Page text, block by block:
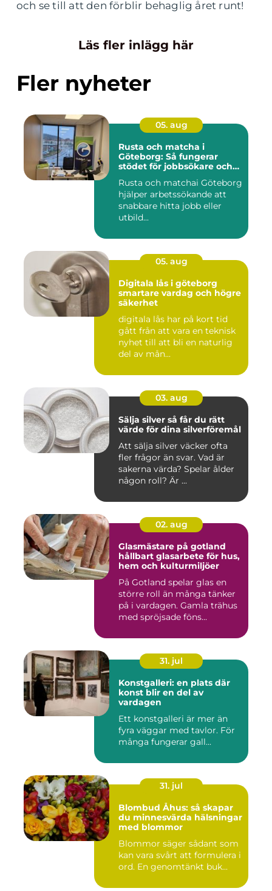
och se till att den förblir behaglig året runt!
Läs fler inlägg här
Fler nyheter
05. aug
Rusta och matcha i
Göteborg: Så fungerar
stödet för jobbsökare och
Rusta och matchai Göteborg
hjälper arbetssökande att
snabbare hitta jobb eller
utbild...
05. aug
Digitala lås i göteborg
smartare vardag och högre
säkerhet
digitala lås har på kort tid
gått från att vara en teknisk
nyhet till att bli en naturlig
del av mån...
03. aug
Sälja silver så får du rätt
värde för dina silverföremål
Att sälja silver väcker ofta
fler frågor än svar. Vad är
sakerna värda? Spelar ålder
någon roll? Är ...
02. aug
Glasmästare på gotland
hållbart glasarbete för hus,
hem och kulturmiljöer
På Gotland spelar glas en
större roll än många tänker
på i vardagen. Gamla trähus
med spröjsade föns...
31. jul
Konstgalleri: en plats där
konst blir en del av
vardagen
Ett konstgalleri är mer än
fyra väggar med tavlor. För
många fungerar gall...
31. jul
Blombud Åhus: så skapar
du minnesvärda hälsningar
med blommor
Blommor säger sådant som
kan vara svårt att formulera i
ord. En genomtänkt buk...